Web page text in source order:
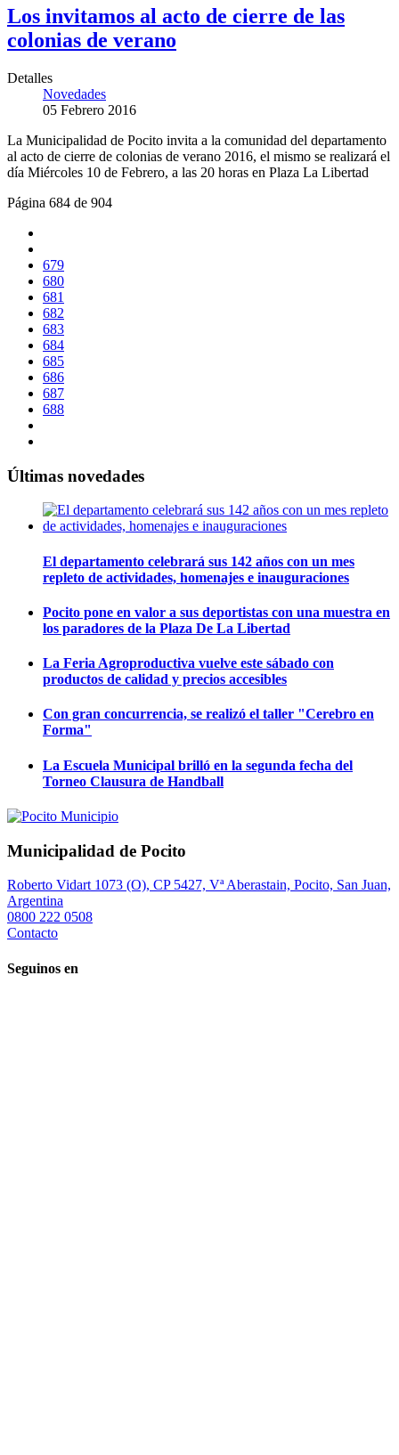
Los invitamos al acto de cierre de las
colonias de verano
Detalles
Novedades
05 Febrero 2016
La Municipalidad de Pocito invita a la comunidad del departamento
al acto de cierre de colonias de verano 2016, el mismo se realizará el
día Miércoles 10 de Febrero, a las 20 horas en Plaza La Libertad
Página 684 de 904
679
680
681
682
683
684
685
686
687
688
Últimas novedades
El departamento celebrará sus 142 años con un mes
repleto de actividades, homenajes e inauguraciones
Pocito pone en valor a sus deportistas con una muestra en
los paradores de la Plaza De La Libertad
La Feria Agroproductiva vuelve este sábado con
productos de calidad y precios accesibles
Con gran concurrencia, se realizó el taller "Cerebro en
Forma"
La Escuela Municipal brilló en la segunda fecha del
Torneo Clausura de Handball
Municipalidad de Pocito
Roberto Vidart 1073 (O), CP 5427, Vª Aberastain, Pocito, San Juan,
Argentina
0800 222 0508
Contacto
Seguinos en